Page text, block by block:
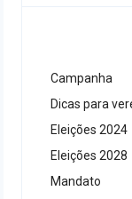
Campanha
Dicas para
Eleições 2024
Eleições 2028
Mandato